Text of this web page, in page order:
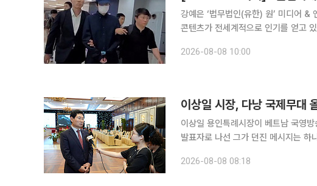
강예은 ‘법무법인(유한) 원’ 미디어 & 엔터테인먼트팀 변호
콘텐츠가 전세계적으로 인기를 얻고
체 사이트가 즉시 등장하는 등 저작권
2026-08-08 10:00
이상일 시장, 다낭 국제무대
이상일 용인특례시장이 베트남 국영
발표자로 나선 그가 던진 메시지는 하
만남(Meet Korea in Da Nang)' 콘퍼
2026-08-08 08:18